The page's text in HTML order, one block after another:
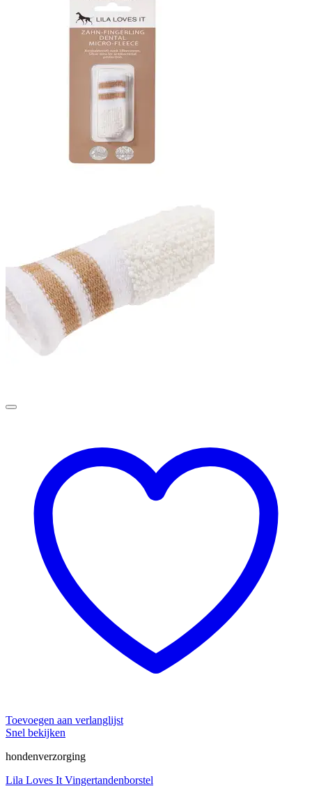
Toevoegen aan verlanglijst
Snel bekijken
hondenverzorging
Lila Loves It Vingertandenborstel